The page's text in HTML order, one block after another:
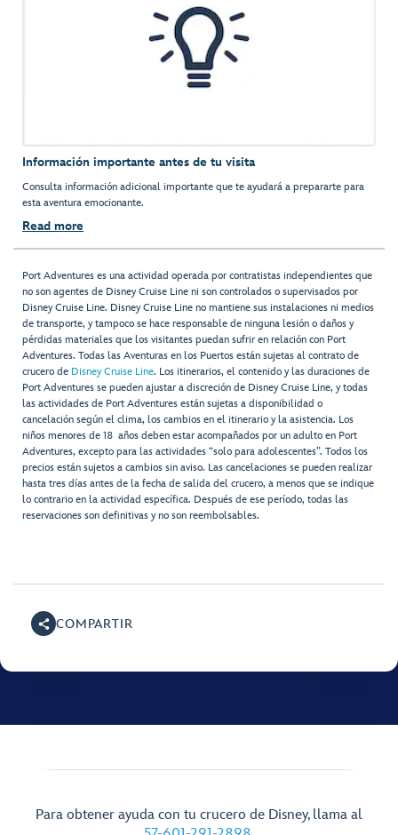
Información importante antes de tu visita
Consulta información adicional importante que te ayudará a prepararte para
esta aventura emocionante.
Read more
Port Adventures es una actividad operada por contratistas independientes que
no son agentes de Disney Cruise Line ni son controlados o supervisados por
Disney Cruise Line. Disney Cruise Line no mantiene sus instalaciones ni medios
de transporte, y tampoco se hace responsable de ninguna lesión o daños y
pérdidas materiales que los visitantes puedan sufrir en relación con Port
Adventures. Todas las Aventuras en los Puertos están sujetas al contrato de
crucero de Disney Cruise Line. Los itinerarios, el contenido y las duraciones de
Port Adventures se pueden ajustar a discreción de Disney Cruise Line, y todas
las actividades de Port Adventures están sujetas a disponibilidad o
cancelación según el clima, los cambios en el itinerario y la asistencia. Los
niños menores de 18 años deben estar acompañados por un adulto en Port
Adventures, excepto para las actividades “solo para adolescentes”. Todos los
precios están sujetos a cambios sin aviso. Las cancelaciones se pueden realizar
hasta tres días antes de la fecha de salida del crucero, a menos que se indique
lo contrario en la actividad específica. Después de ese período, todas las
reservaciones son definitivas y no son reembolsables.
COMPARTIR
Para obtener ayuda con tu crucero de Disney, llama al